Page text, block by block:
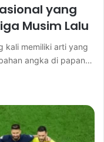
yang
Musim Lalu
kali memiliki arti yang
angka di papan…